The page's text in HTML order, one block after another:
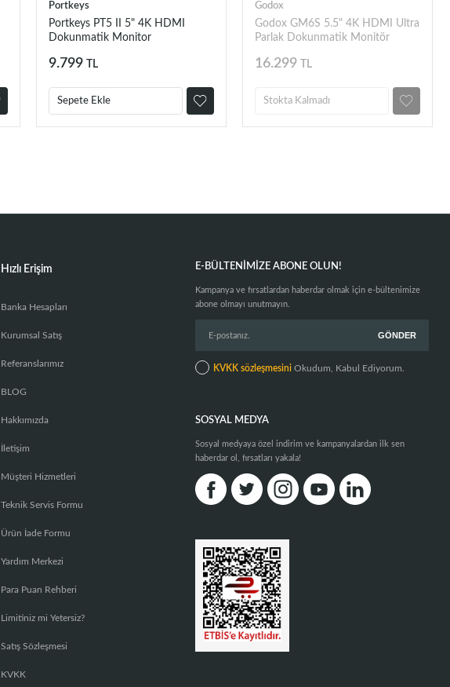
Portkeys
Portkeys PT5 II 5" 4K HDMI
Dokunmatik Monitor
9.799 TL
Sepete Ekle
Godox
Godox GM6S 5.5" 4K HDMI Ultra
Parlak Dokunmatik Monitör
16.299 TL
Stokta Kalmadı
Hızlı Erişim
Banka Hesapları
Kurumsal Satış
Referanslarımız
BLOG
Hakkımızda
İletişim
Müşteri Hizmetleri
Teknik Servis Formu
Ürün İade Formu
Yardım Merkezi
Para Puan Rehberi
Limitiniz mi Yetersiz?
Satış Sözleşmesi
KVKK
E-BÜLTENIMIZE ABONE OLUN!
Kampanya ve fırsatlardan haberdar olmak için e-bültenimize
abone olmayı unutmayın.
KVKK sözleşmesini Okudum, Kabul Ediyorum.
SOSYAL MEDYA
Sosyal medyaya özel indirim ve kampanyalardan ilk sen
haberdar ol, fırsatları yakala!